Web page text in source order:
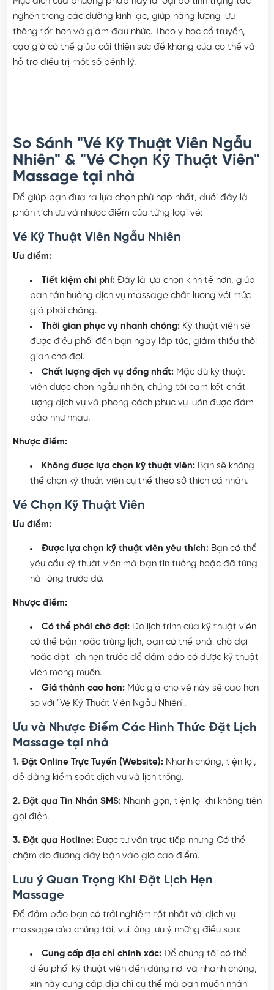
Mục đích của phương pháp này là loại bỏ tình trạng tắc
nghẽn trong các đường kinh lạc, giúp năng lượng lưu
thông tốt hơn và giảm đau nhức. Theo y học cổ truyền,
cạo gió có thể giúp cải thiện sức đề kháng của cơ thể và
So Sánh "Vé Kỹ Thuật Viên Ngẫu
Nhiên" & "Vé Chọn Kỹ Thuật Viên"
Massage tại nhà
Để giúp bạn đưa ra lựa chọn phù hợp nhất, dưới đây là
Vé Kỹ Thuật Viên Ngẫu Nhiên
Tiết kiệm chi phí: Đây là lựa chọn kinh tế hơn, giúp
bạn tận hưởng dịch vụ massage chất lượng với mức
giá phải chăng.
Thời gian phục vụ nhanh chóng:Kỹ thuật viên sẽ
được điều phối đến bạn ngay lập tức, giảm thiểu thời
gian chờ đợi.
Chất lượng dịch vụ đồng nhất: Mặc dù kỹ thuật
viên được chọn ngẫu nhiên, chúng tôi cam kết chất
lượng dịch vụ và phong cách phục vụ luôn được đảm
Không được lựa chọn kỹ thuật viên:Bạn sẽ không
Vé Chọn Kỹ Thuật Viên
Được lựa chọn kỹ thuật viên yêu thích:Bạn có thể
yêu cầu kỹ thuật viên mà bạn tin tưởng hoặc đã từng
Có thể phải chờ đợi: Do lịch trình của kỹ thuật viên
có thể bận hoặc trùng lịch, bạn có thể phải chờ đợi
hoặc đặt lịch hẹn trước để đảm bảo có được kỹ thuật
viên mong muốn.
Giá thành cao hơn:Mức giá cho vé này sẽ cao hơn
Ưu và Nhược Điểm Các Hình Thức Đặt Lịch
Massage tại nhà
1. Đặt Online Trực Tuyến (Website):Nhanh chóng, tiện lợi,
2. Đặt qua Tin Nhắn SMS:
3. Đặt qua Hotline:Được tư vấn trực tiếp nhưng Có thể
Lưu ý Quan Trọng Khi Đặt Lịch Hẹn
Massage
Để đảm bảo bạn có trải nghiệm tốt nhất với dịch vụ
Cung cấp địa chỉ chính xác:Để chúng tôi có thể
điều phối kỹ thuật viên đến đúng nơi và nhanh chóng,